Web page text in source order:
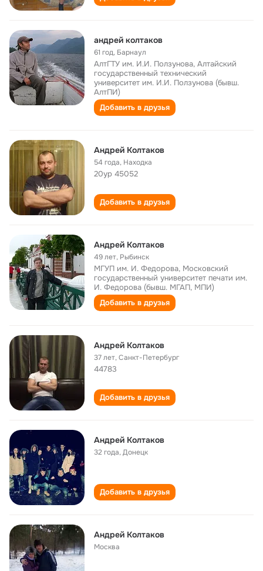
андрей колтаков
61 год, Барнаул
АлтГТУ им. И.И. Ползунова, Алтайский
государственный технический
университет им. И.И. Ползунова (бывш.
АлтПИ)
Добавить в друзья
Андрей Колтаков
54 года, Находка
20ур 45052
Добавить в друзья
Андрей Колтаков
49 лет, Рыбинск
МГУП им. И. Федорова, Московский
государственный университет печати им.
И. Федорова (бывш. МГАП, МПИ)
Добавить в друзья
Андрей Колтаков
37 лет,Санкт-Петербург
44783
Добавить в друзья
Андрей Колтаков
32 года,Донецк
Добавить в друзья
Андрей Колтаков
Москва